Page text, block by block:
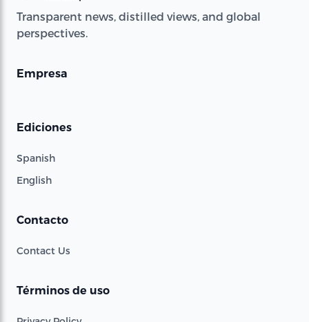
Transparent news, distilled views, and global
perspectives.
Empresa
Ediciones
Spanish
English
Contacto
Contact Us
Términos de uso